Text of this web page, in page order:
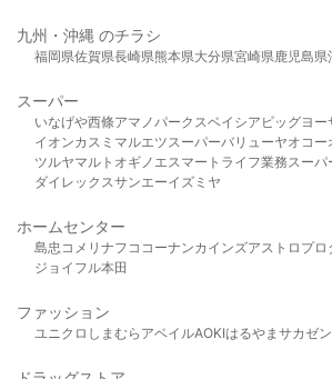
九州・沖縄 のチラシ
福岡県佐賀県長崎県熊本県大分県宮崎県鹿児島県
スーパー
いなげや西條アマノパークスベイシア ビッグヨー
イオンカスミ マルエツスーパーバリューヤオコー
ツルヤマルト オギノ エスマート ライフ業務スーパ
ダイレックスサンエーイズミヤ
ホームセンター
島忠 コメリ ナフコ コーナンカインズアストロプロ
ジョイフル本田
ファッション
ユニクロ しまむら アベイルAOKIはるやま サカゼン